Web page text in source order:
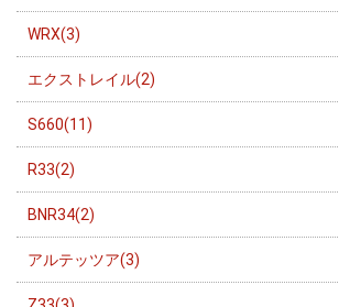
WRX(3)
エクストレイル(2)
S660(11)
R33(2)
BNR34(2)
アルテッツア(3)